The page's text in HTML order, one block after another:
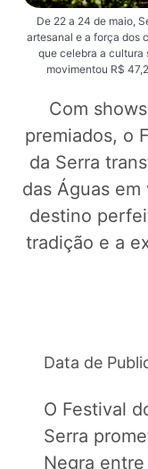
De 22 a 24 de maio,
artesanal e a força dos
que celebra a cultura
movimentou R$
Com
premiados, o
da Serra
das Águas
destino
tradição e a
Data de
O Festival
Serra
Negra